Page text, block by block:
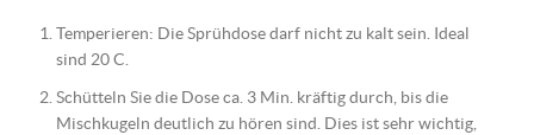
Temperieren: Die Sprühdose darf nicht zu kalt sein. Ideal
sind 20 C.
Schütteln Sie die Dose ca. 3 Min. kräftig durch, bis die
Mischkugeln deutlich zu hören sind. Dies ist sehr wichtig,